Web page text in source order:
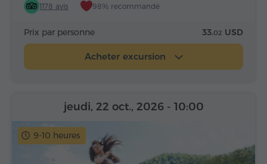
1178 avis 98% recommandé
Prix par personne 33.02 USD
Acheter excursion
9-10 heures
jeudi, 22 oct., 2026 - 10:00